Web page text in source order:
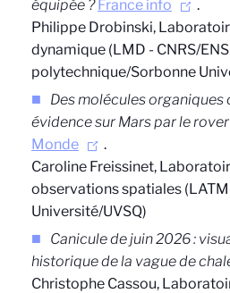
équipée ? France info
.
Philippe Drobinski,
dynamique (LMD - CNRS/
polytechnique/Sorbonne
Des molécules organiques
évidence sur Mars par le
Monde
.
Caroline Freissinet,
observations spatiales
Université/UVSQ)
Canicule de juin 2026 :
historique de la vague de
Christophe Cassou,